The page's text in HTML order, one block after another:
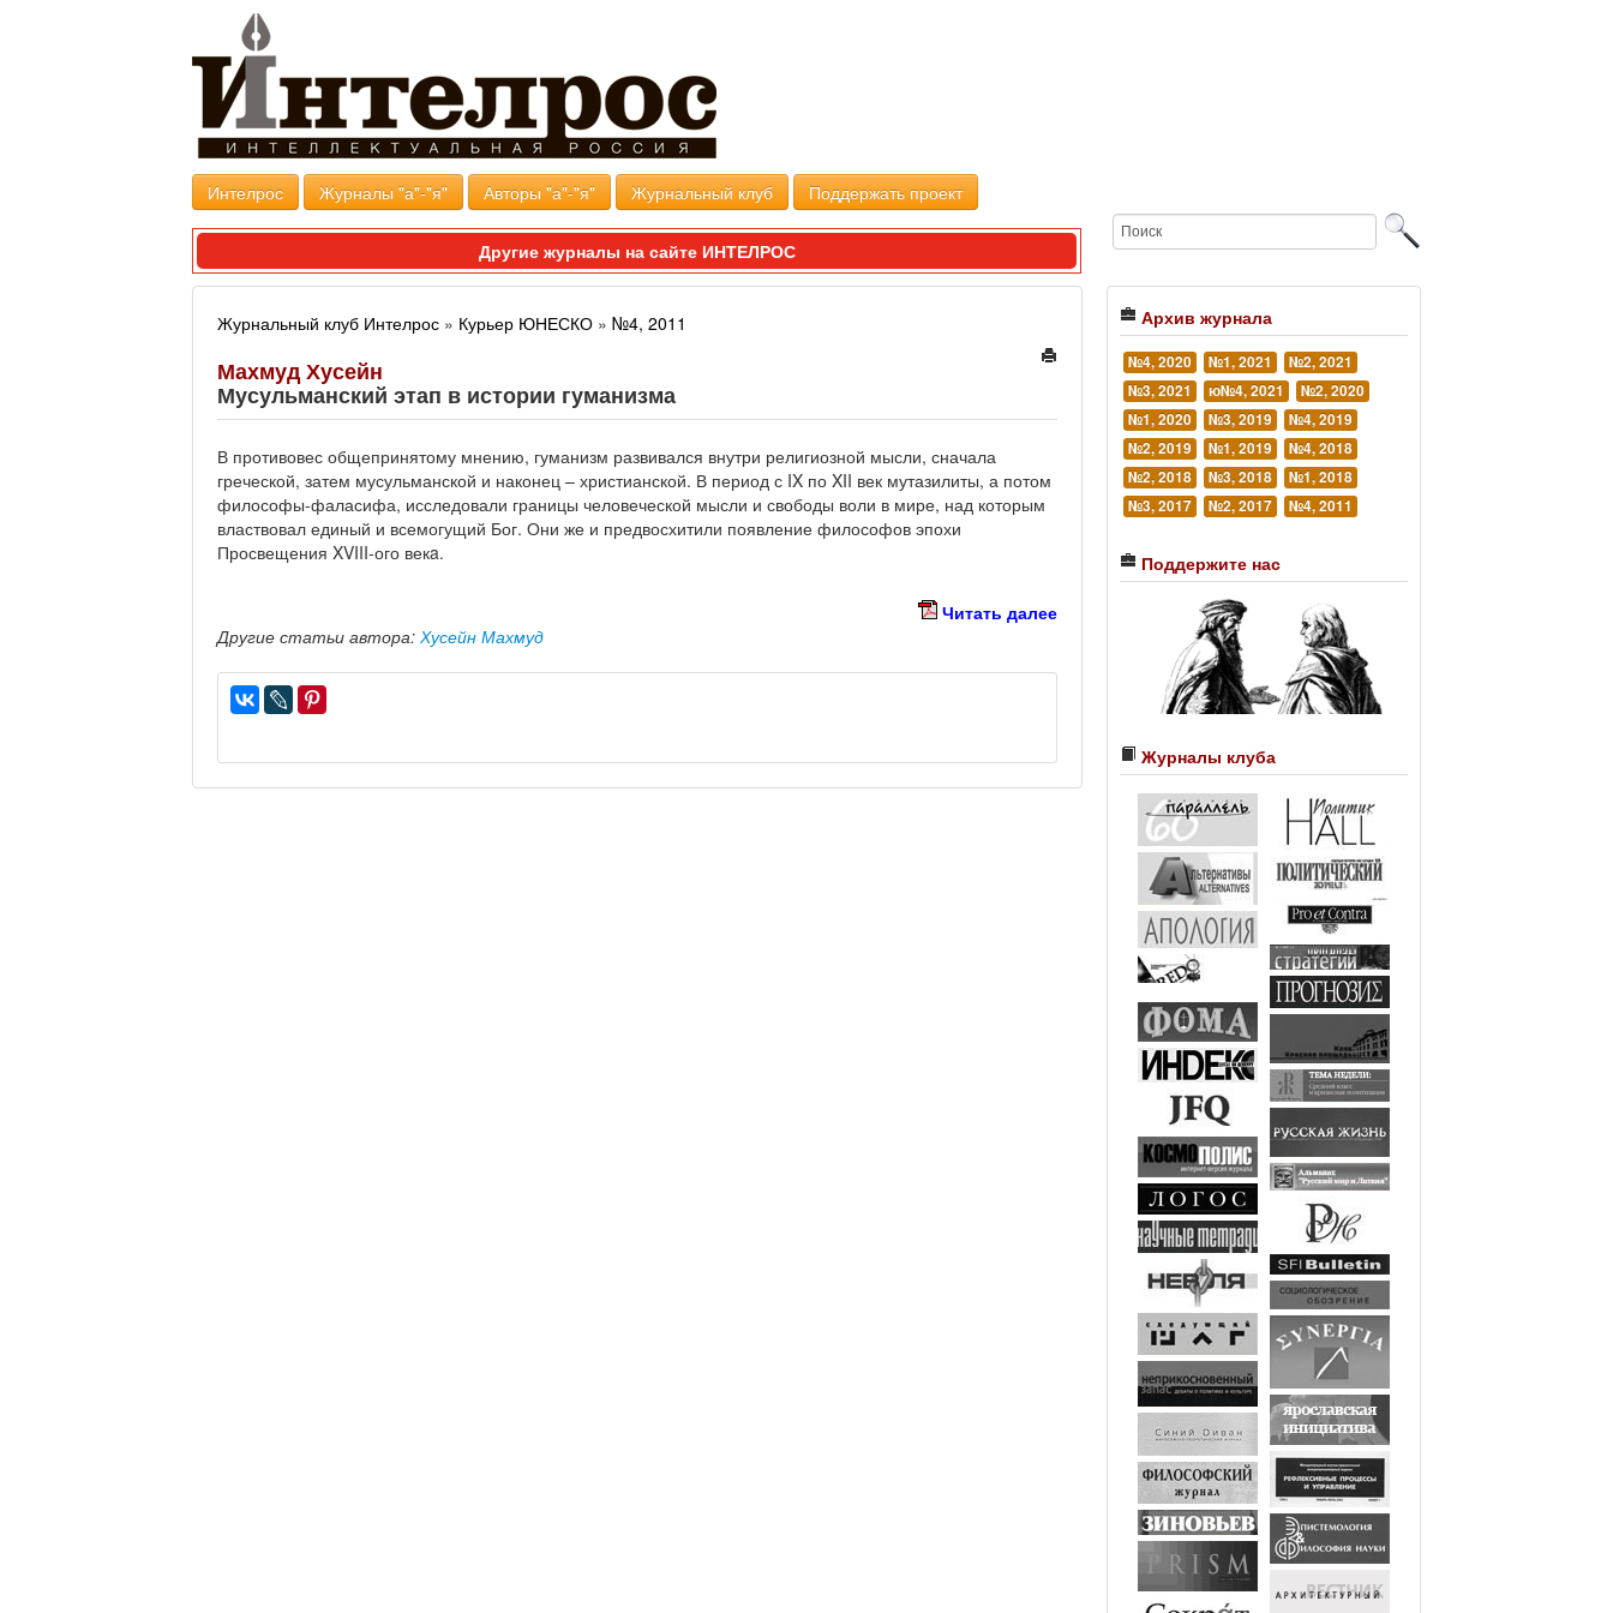
Интелрос Журналы "а"-"я" Авторы "а"-"я" Журнальный клуб Поддержать проект
Другие журналы на сайте ИНТЕЛРОС
Журнальный клуб Интелрос » Курьер ЮНЕСКО » №4, 2011
Махмуд Хусейн
Мусульманский этап в истории гуманизма
В противовес общепринятому мнению, гуманизм развивался внутри религиозной мысли, сначала
греческой, затем мусульманской и наконец – христианской. В период с IX по XII век мутазилиты, а потом
философы-фаласифа, исследовали границы человеческой мысли и свободы воли в мире, над которым
властвовал единый и всемогущий Бог. Они же и предвосхитили появление философов эпохи
Просвещения XVIII-ого векa.
Читать далее
Другие статьи автора: Хусейн Махмуд
Архив журнала
№4, 2020 №1, 2021
№2, 2021
№3, 2021
ю№4, 2021
№2, 2020
№1, 2020
№3, 2019
№4, 2019
№2, 2019
№1, 2019
№4, 2018
№2, 2018
№3, 2018
№1, 2018
№3, 2017
№2, 2017 №4, 2011
Поддержите нас
Журналы клуба